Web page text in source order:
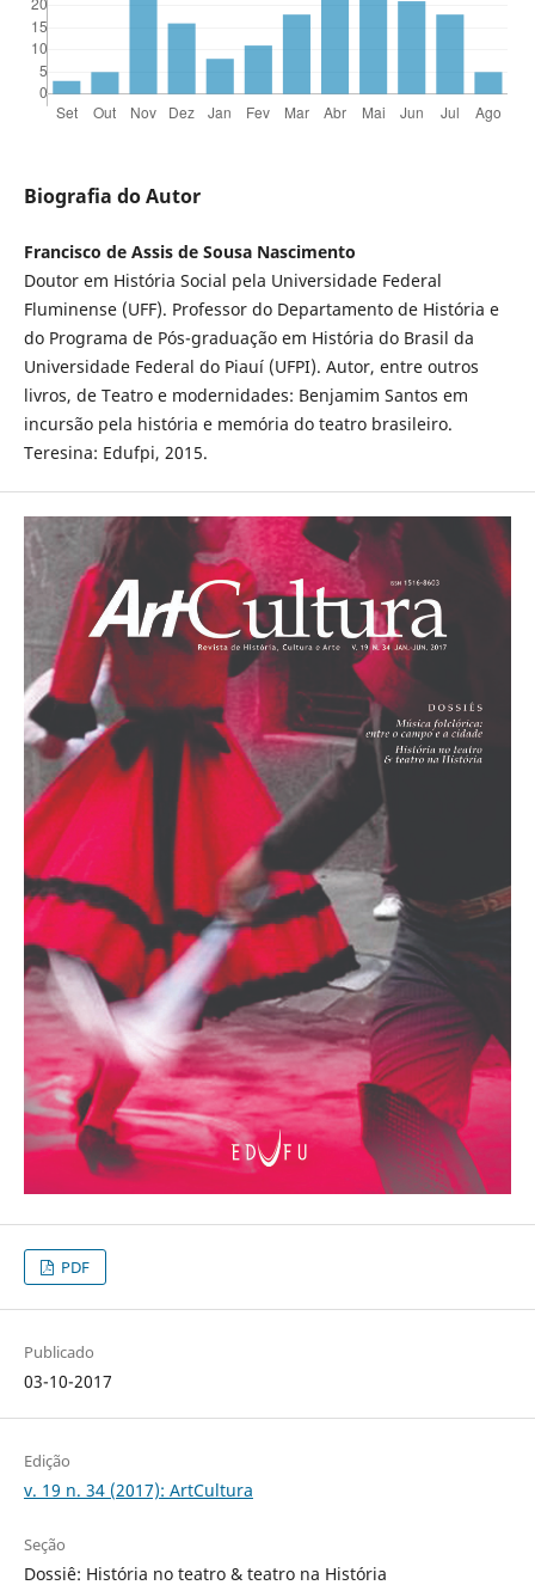
Biografia do Autor
Francisco de Assis de Sousa Nascimento
Doutor em História Social pela Universidade Federal
Fluminense (UFF). Professor do Departamento de História e
do Programa de Pós-graduação em História do Brasil da
Universidade Federal do Piauí (UFPI). Autor, entre outros
livros, de Teatro e modernidades: Benjamim Santos em
incursão pela história e memória do teatro brasileiro.
Teresina: Edufpi, 2015.
PDF
Publicado
03-10-2017
Edição
v. 19 n. 34 (2017): ArtCultura
Seção
Dossiê: História no teatro & teatro na História